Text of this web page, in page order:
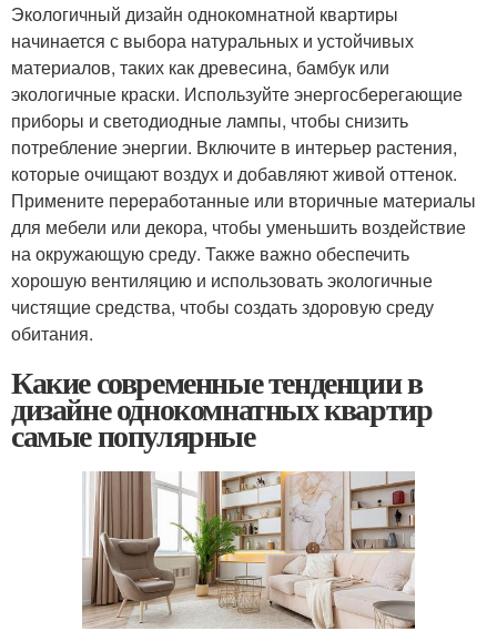
Экологичный дизайн однокомнатной квартиры
начинается с выбора натуральных и устойчивых
материалов, таких как древесина, бамбук или
экологичные краски. Используйте энергосберегающие
приборы и светодиодные лампы, чтобы снизить
потребление энергии. Включите в интерьер растения,
которые очищают воздух и добавляют живой оттенок.
Примените переработанные или вторичные материалы
для мебели или декора, чтобы уменьшить воздействие
на окружающую среду. Также важно обеспечить
хорошую вентиляцию и использовать экологичные
чистящие средства, чтобы создать здоровую среду
обитания.
Какие современные тенденции в
дизайне однокомнатных квартир
самые популярные